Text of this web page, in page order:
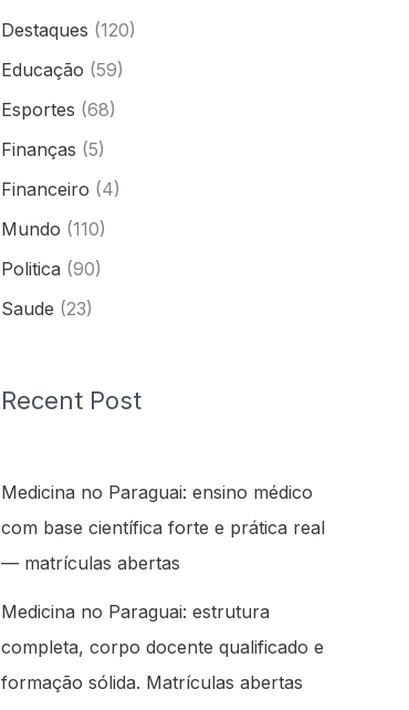
Destaques (120)
Educação (59)
Esportes (68)
Finanças (5)
Financeiro (4)
Mundo (110)
Politica (90)
Saude (23)
Recent Post
Medicina no Paraguai: ensino médico
com base científica forte e prática real
— matrículas abertas
Medicina no Paraguai: estrutura
completa, corpo docente qualificado e
formação sólida. Matrículas abertas